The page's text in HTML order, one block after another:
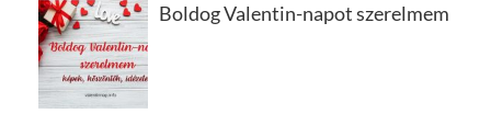
Boldog Valentin-napot szerelmem